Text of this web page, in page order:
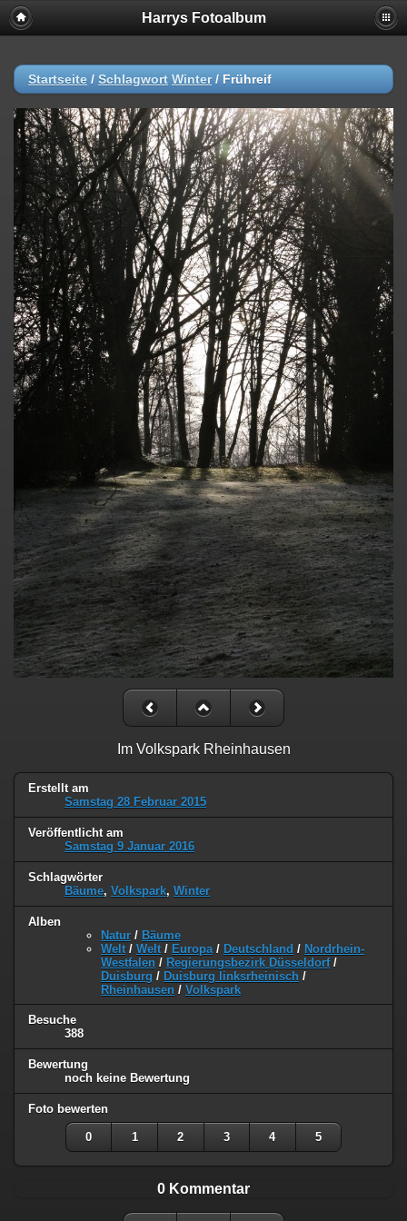
Harrys Fotoalbum
Startseite / Schlagwort Winter/ Frühreif
Im Volkspark Rheinhausen
Erstellt am
Samstag 28 Februar 2015
Veröffentlicht am
Samstag 9 Januar 2016
Schlagwörter
Bäume, Volkspark, Winter
Alben
Natur / Bäume
Welt / Welt / Europa / Deutschland / Nordrhein-
Westfalen / Regierungsbezirk Düsseldorf/
Duisburg / Duisburg linksrheinisch /
Rheinhausen / Volkspark
Besuche
388
Bewertung
noch keine Bewertung
Foto bewerten
0 1 2 3 4 5
0 Kommentar